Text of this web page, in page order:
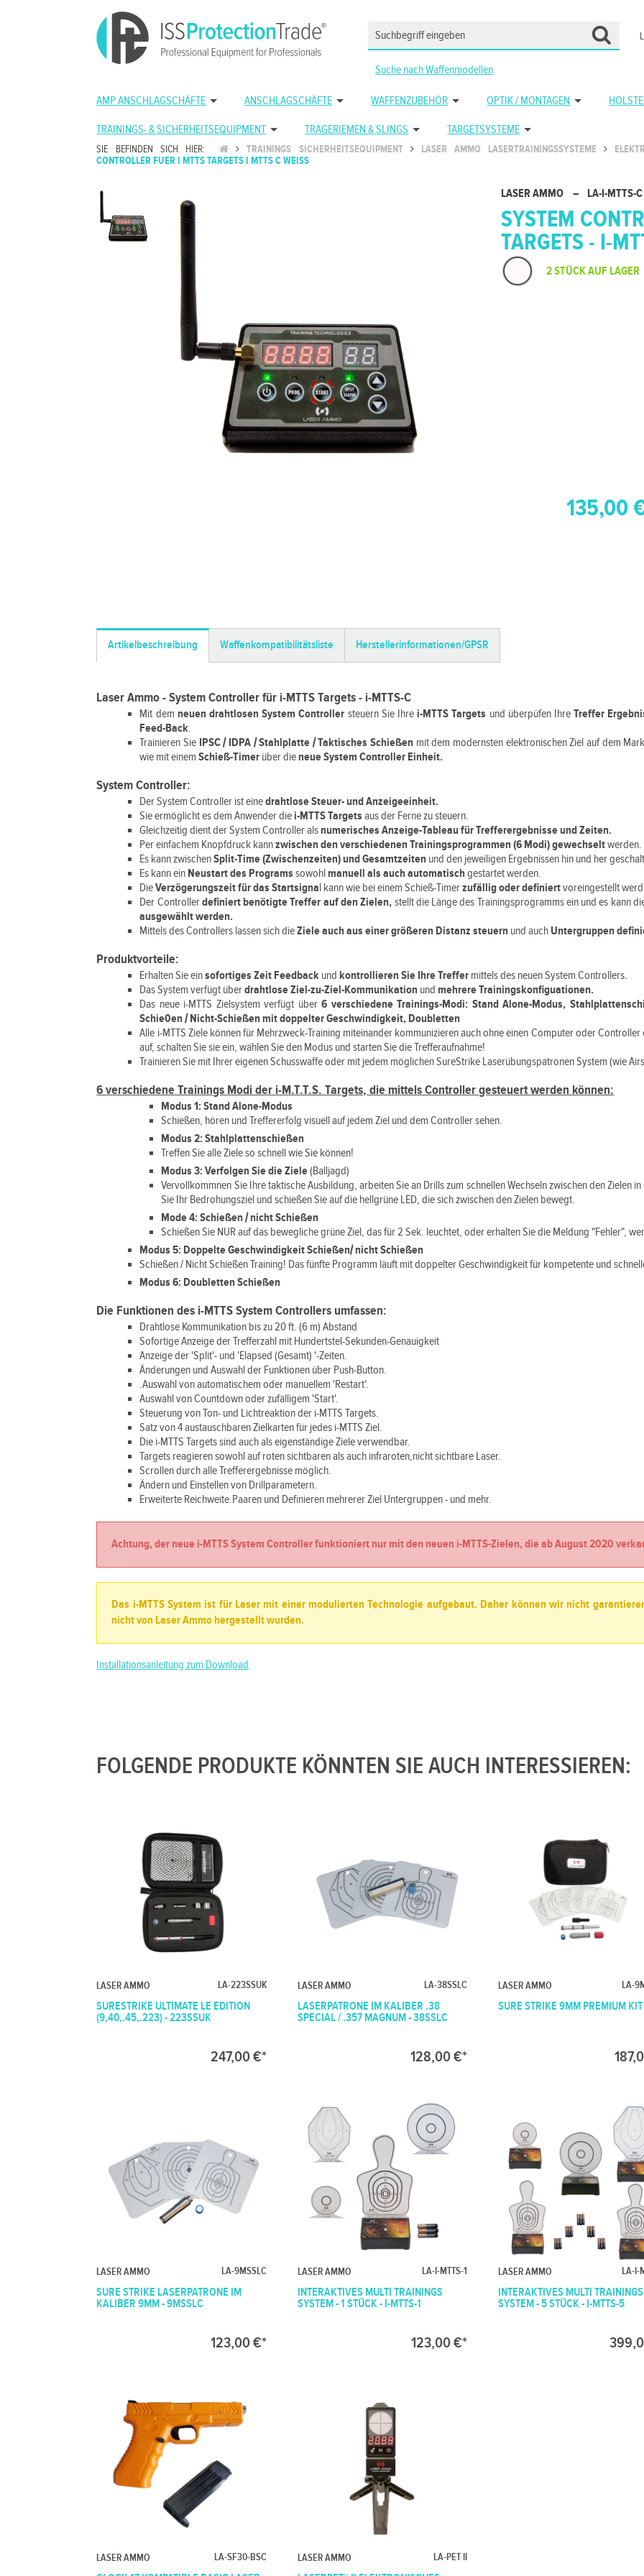
Suche nach Waffenmodellen
AMP ANSCHLAGSCHÄFTE ANSCHLAGSCHÄFTE WAFFENZUBEHÖR OPTIK / MONTAGEN
TRAININGS- & SICHERHEITSEQUIPMENT TRAGERIEMEN & SLINGS TARGETSYSTEME
SIE BEFINDEN SICH HIER: TRAININGS SICHERHEITSEQUIPMENT LASER AMMO LASERTRAININGSSYSTEME
CONTROLLER FUER I MTTS TARGETS I MTTS C WEISS
LASER AMMO – LA-I-MTTS-C
SYSTEM
TARGETS - I-
2 STÜCK AUF LAGER
135,00
Artikelbeschreibung Waffenkompatibilitätsliste Herstellerinformationen/GPSR
Laser Ammo - System Controller für i-MTTS Targets - i-MTTS-C
Mit dem neuen drahtlosen System Controller steuern Sie Ihre i-MTTS Targets und überpüfen IhreTreffer
Feed-Back.
Trainieren Sie IPSC / IDPA / Stahlplatte / Taktisches Schießen mit dem modernsten elektronischen Ziel auf dem
wie mit einemSchieß-Timer über die neue System Controller Einheit.
System Controller:
Der System Controller ist einedrahtlose Steuer- und Anzeigeeinheit.
Sie ermöglicht es dem Anwender diei-MTTS Targetsaus der Ferne zu steuern.
Gleichzeitig dient der System Controller als numerisches Anzeige-Tableau für Trefferergebnisse und Zeiten.
Per einfachem Knopfdruck kannzwischen den verschiedenen Trainingsprogrammen (6 Modi) gewechseltwerden.
Es kann zwischenSplit-Time (Zwischenzeiten) und Gesamtzeiten und den jeweiligen Ergebnissen hin und her
Es kann ein Neustart des Programssowohl manuell als auch automatischgestartet werden.
DieVerzögerungszeit für das Startsignal kann wie bei einem Schieß-Timerzufällig oder definiertvoreingestellt
Der Controllerdefiniert benötigte Treffer auf den Zielen, stellt die Länge des Trainingsprogramms ein und es kann
ausgewählt werden.
Mittels des Controllers lassen sich dieZiele auch aus einer größeren Distanz steuern und auch Untergruppen
Produktvorteile:
Erhalten Sie einsofortiges Zeit Feedback und kontrollieren Sie Ihre Treffer mittels des neuen System Controllers.
Das System verfügt überdrahtlose Ziel-zu-Ziel-Kommunikation und mehrere Trainingskonfiguationen.
Das neue i-MTTS Zielsystem verfügt über6 verschiedene Trainings-Modi: Stand Alone-Modus,
Schie0en / Nicht-Schießen mit doppelter Geschwindigkeit, Doubletten
Alle i-MTTS Ziele können für Mehrzweck-Training miteinander kommunizieren auch ohne einen Computer oder Controller
auf, schalten Sie sie ein, wählen Sie den Modus und starten Sie die Trefferaufnahme!
Trainieren Sie mit Ihrer eigenen Schusswaffe oder mit jedem möglichen SureStrike Laserübungspatronen System (wie
6 verschiedene Trainings Modi der i-M.T.T.S. Targets, die mittels Controller gesteuert werden können:
Modus 1: Stand Alone-Modus
Schießen, hören und Treffererfolg visuell auf jedem Ziel und dem Controller sehen.
Modus 2: Stahlplattenschießen
Treffen Sie alle Ziele so schnell wie Sie können!
Modus 3: Verfolgen Sie die Ziele(Balljagd)
Vervollkommnen Sie Ihre taktische Ausbildung, arbeiten Sie an Drills zum schnellen Wechseln zwischen den Zielen
Sie Ihr Bedrohungsziel und schießen Sie auf die hellgrüne LED, die sich zwischen den Zielen bewegt.
Mode 4: Schießen / nicht Schießen
Schießen Sie NUR auf das bewegliche grüne Ziel, das für 2 Sek. leuchtet, oder erhalten Sie die Meldung "Fehler",
Modus 5: Doppelte Geschwindigkeit Schießen/ nicht Schießen
Schießen / Nicht Schießen Training! Das fünfte Programm läuft mit doppelter Geschwindigkeit für kompetente und
Modus 6: Doubletten Schießen
Die Funktionen des i-MTTS System Controllers umfassen:
Drahtlose Kommunikation bis zu 20 ft. (6 m) Abstand
Sofortige Anzeige der Trefferzahl mit Hundertstel-Sekunden-Genauigkeit
Anzeige der 'Split'- und 'Elapsed (Gesamt) '-Zeiten.
Änderungen und Auswahl der Funktionen über Push-Button.
.Auswahl von automatischem oder manuellem 'Restart'.
Auswahl von Countdown oder zufälligem 'Start'.
Steuerung von Ton- und Lichtreaktion der i-MTTS Targets.
Satz von 4 austauschbaren Zielkarten für jedes i-MTTS Ziel.
Die i-MTTS Targets sind auch als eigenständige Ziele verwendbar.
Targets reagieren sowohl auf roten sichtbaren als auch infraroten,nicht sichtbare Laser.
Scrollen durch alle Trefferergebnisse möglich.
Ändern und Einstellen von Drillparametern.
Erweiterte Reichweite.Paaren und Definieren mehrerer Ziel Untergruppen - und mehr.
Achtung, der neue i-MTTS System Controller funktioniert nur mit den neuen i-MTTS-Zielen, die ab August 2020
Das i-MTTS System ist für Laser mit einer modulierten Technologie aufgebaut. Daher können wir nicht
nicht von Laser Ammo hergestellt wurden.
Installationsanleitung zum Download
FOLGENDE PRODUKTE KÖNNTEN SIE AUCH INTERESSIEREN:
LASER AMMO LA-223SSUK
SURESTRIKE ULTIMATE LE EDITION
(9,40,.45,.223) - 223SSUK
247,00 €*
LASER AMMO LA-38SSLC
LASERPATRONE IM KALIBER .38
SPECIAL / .357 MAGNUM - 38SSLC
128,00 €*
LASER AMMO LA-
SURE STRIKE 9MM PREMIUM KIT
LASER AMMO LA-9MSSLC
SURE STRIKE LASERPATRONE IM
KALIBER 9MM - 9MSSLC
123,00 €*
LASER AMMO LA-I-MTTS-1
INTERAKTIVES MULTI TRAININGS
SYSTEM - 1 STÜCK - I-MTTS-1
123,00 €*
LASER AMMO LA-I-
INTERAKTIVES MULTI TRAININGS
SYSTEM - 5 STÜCK - I-MTTS-5
LASER AMMO LA-SF30-BSC LASER AMMO LA-PET II